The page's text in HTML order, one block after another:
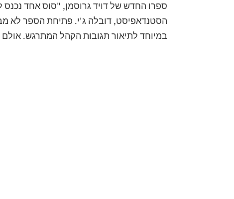
ספרו החדש של דויד גרוסמן, "סוס אחד נכנס
הסטנדאפיסט, דובלה ג'י. פתיחת הספר לא
במיוחד לתיאור תגובות הקהל המתרגש.